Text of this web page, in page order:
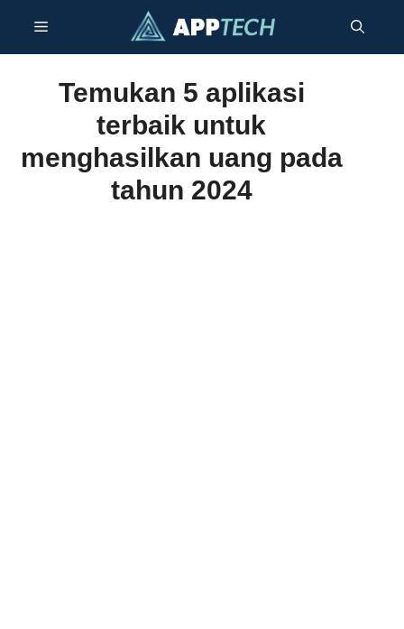
isi
Menu
Temukan 5 aplikasi
terbaik untuk
menghasilkan uang pada
tahun 2024